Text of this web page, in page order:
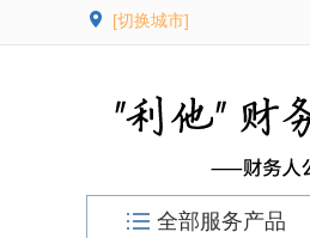
[切换城市]
全部服务产品